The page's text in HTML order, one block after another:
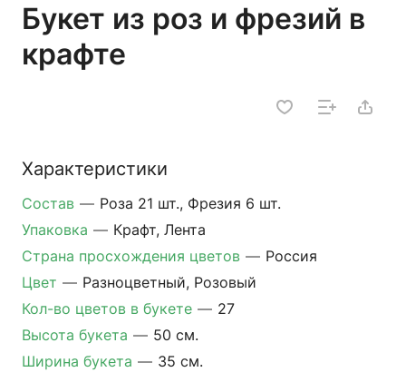
Букет из роз и фрезий в
крафте
Характеристики
Состав — Роза 21 шт., Фрезия 6 шт.
Упаковка — Крафт, Лента
Страна просхождения цветов — Россия
Цвет — Разноцветный, Розовый
Кол-во цветов в букете — 27
Высота букета — 50 см.
Ширина букета — 35 см.